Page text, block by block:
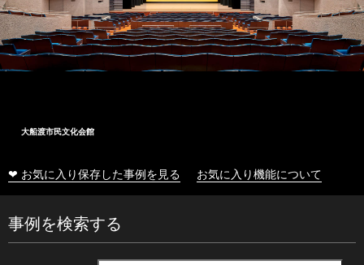
大船渡市民文化会館
❤ お気に入り保存した事例を見る お気に入り機能について
事例を検索する